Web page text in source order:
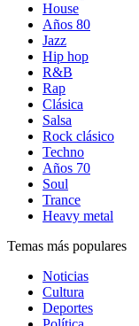
House
Años 80
Jazz
Hip hop
R&B
Rap
Clásica
Salsa
Rock clásico
Techno
Años 70
Soul
Trance
Heavy metal
Temas más populares
Noticias
Cultura
Deportes